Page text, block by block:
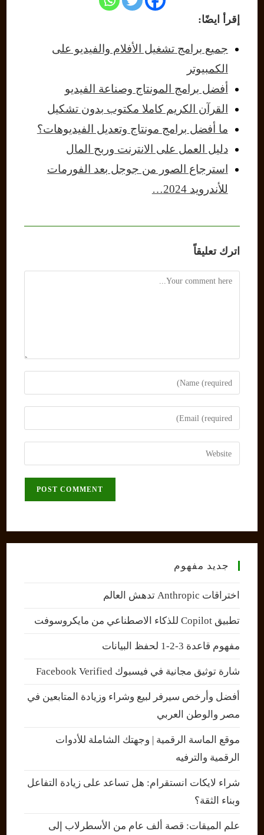
إقرأ ايضًا:
جميع برامج تشغيل الأفلام والفيديو على
الكمبيوتر
أفضل برامج المونتاج وصناعة الفيديو
القرآن الكريم كاملا مكتوب بدون تشكيل
ما أفضل برامج مونتاج وتعديل الفيديوهات؟
دليل العمل على الانترنت وربح المال
استرجاع الصور من جوجل بعد الفورمات
للأندرويد 2024…
اترك تعليقاً
Comment
Enter
your
name
comment
Enter
your
email
address
Enter
your
جديد مفهوم
اختراقات Anthropic تدهش العالم
تطبيق Copilot للذكاء الاصطناعي من مايكروسوفت
مفهوم قاعدة 3-2-1 لحفظ البيانات
شارة توثيق مجانية في فيسبوك Facebook Verified
أفضل وأرخص سيرفر لبيع وشراء وزيادة المتابعين في
مصر والوطن العربي
موقع الماسة الرقمية | وجهتك الشاملة للأدوات
الرقمية والترفيه
شراء لايكات انستقرام: هل تساعد على زيادة التفاعل
وبناء الثقة؟
علم الميقات: قصة ألف عام من الأسطرلاب إلى